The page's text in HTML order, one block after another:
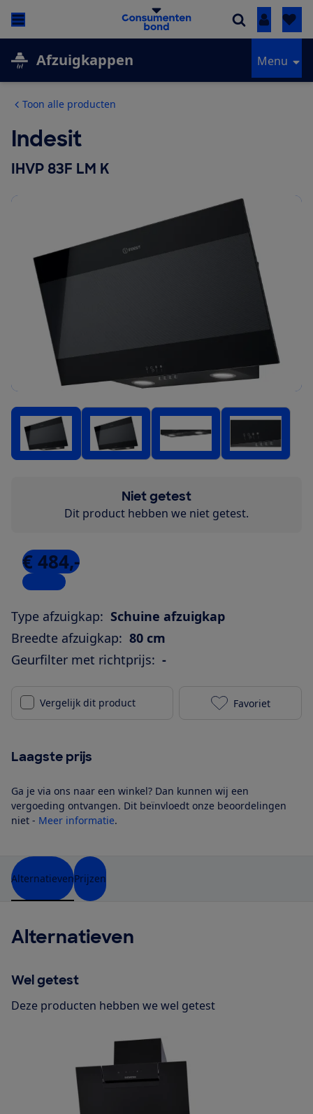
Inloggen
Afzuigkappen Menu
Toon alle producten
Indesit
IHVP 83F LM K
Niet getest
Dit product hebben we niet getest.
€ 484,-
1 winkel
Type afzuigkap: Schuine afzuigkap
Breedte afzuigkap: 80 cm
Geurfilter met richtprijs: -
Vergelijk dit product Indesit IHVP
Favoriet
Laagste prijs
Ga je via ons naar een winkel? Dan kunnen wij een
vergoeding ontvangen. Dit beïnvloedt onze beoordelingen
niet - Meer informatie.
AlternatievenPrijzen
Alternatieven
Wel getest
Deze producten hebben we wel getest